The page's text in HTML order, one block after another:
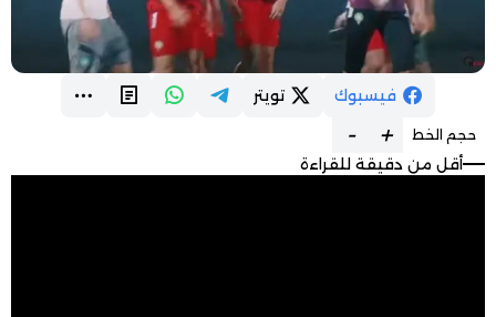
فيسبوك تويتر
حجم الخط +
-
أقل من دقيقة للقراءة